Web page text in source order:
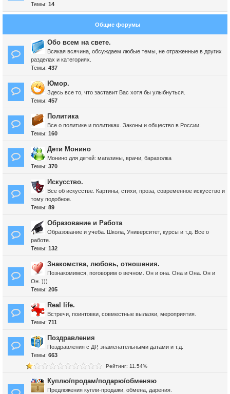
Темы: 14
Общие форумы
Обо всем на свете.
Всякая всячина, обсуждаем любые темы, не отраженные в других
разделах и категориях.
Темы: 437
Юмор.
Здесь все то, что заставит Вас хотя бы улыбнуться.
Темы: 457
Политика
Все о политике и политиках. Законы и общество в России.
Темы: 160
Дети Монино
Монино для детей: магазины, врачи, барахолка
Темы: 370
Искусство.
Все об искусстве. Картины, стихи, проза, современное искусство и
тому подобное.
Темы: 89
Образование и Работа
Образование и учеба. Школа, Университет, курсы и т.д. Все о
работе.
Темы: 132
Знакомства, любовь, отношения.
Познакомимся, поговорим о вечном. Он и она. Она и Она. Он и
Он. )))
Темы: 205
Real life.
Встречи, поинтовки, совместные вылазки, мероприятия.
Темы: 711
Поздравления
Поздравления с ДР, знаменательными датами и т.д.
Темы: 663
Рейтинг: 11.54%
Куплю/продам/подарю/обменяю
Предложения купли-продажи, обмена, дарения.